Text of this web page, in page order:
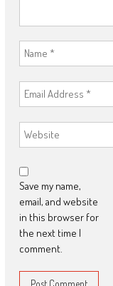
Save my name,
email, and website
in this browser for
the next time I
comment.